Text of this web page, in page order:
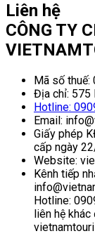
Liên hệ
CÔNG TY
Mã số
Địa chỉ: 575
Hotline:
Email:
Giấy phép
cấp ngày
Website:
Kênh tiếp
Hotline:
liên hệ